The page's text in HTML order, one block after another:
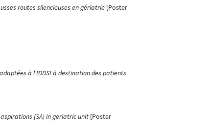
routes silencieuses en gériatrie[Poster
à l'IDDSI à destination des patients
(SA) in geriatric unit[Poster